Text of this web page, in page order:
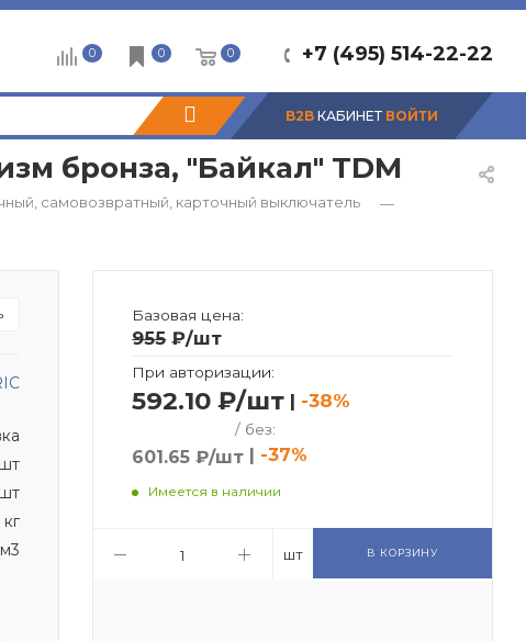
+7 (495) 514-22-22
0 0 0
B2B КАБИНЕТ ВОЙТИ
бронза, "Байкал" TDM
самовозвратный, карточный выключатель
—
шт
Базовая цена:
955₽/шт
При авторизации:
592.10 ₽/шт | -38%
/ без:
601.65 ₽/шт | -37%
Имеется в наличии
шт В КОРЗИНУ